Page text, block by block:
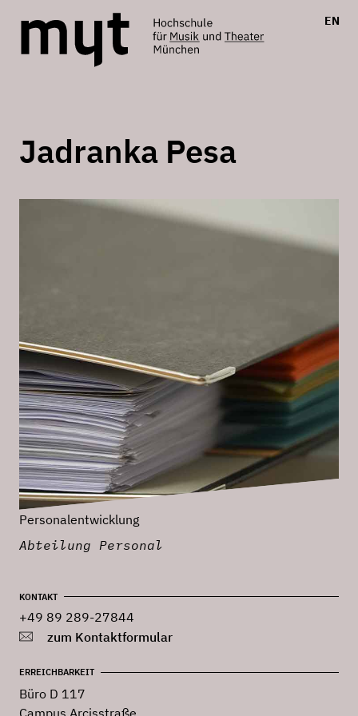
EN
Jadranka Pesa
Personalentwicklung
Abteilung Personal
KONTAKT
+49 89 289-27844
zum Kontaktformular
ERREICHBARKEIT
Büro D 117